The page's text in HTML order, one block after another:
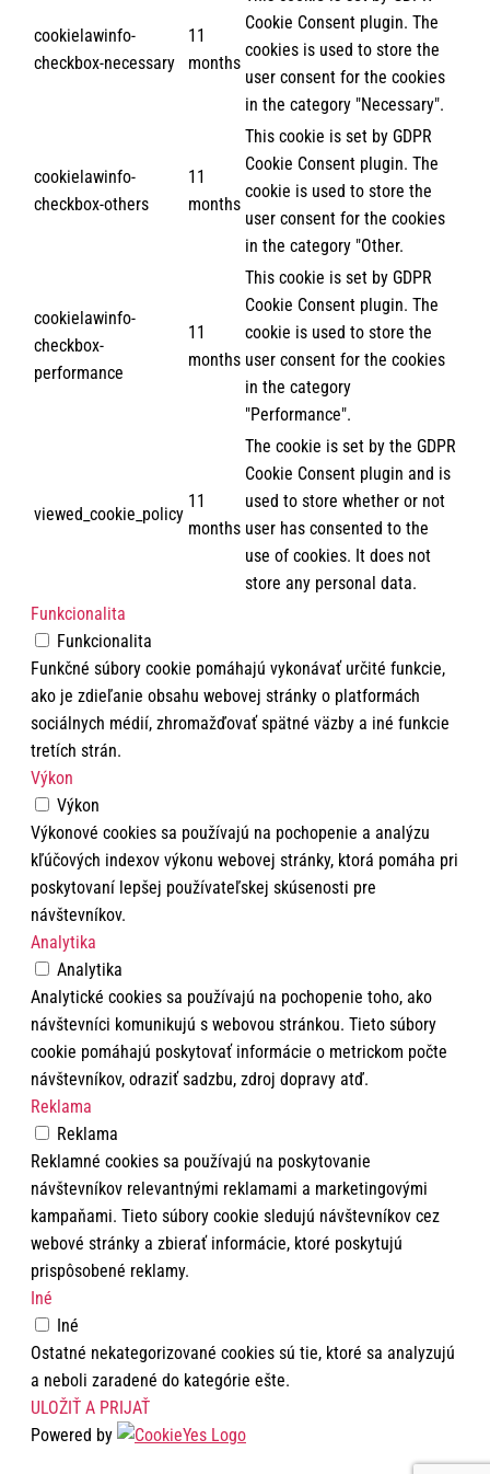
cookielawinfo-
checkbox-necessary
11
months
Cookie Consent plugin. The
cookies is used to store the
user consent for the cookies
in the category "Necessary".
cookielawinfo-
checkbox-others
11
months
This cookie is set by GDPR
Cookie Consent plugin. The
cookie is used to store the
user consent for the cookies
in the category "Other.
cookielawinfo-
checkbox-
performance
11
months
This cookie is set by GDPR
Cookie Consent plugin. The
cookie is used to store the
user consent for the cookies
in the category
"Performance".
viewed_cookie_policy
11
months
The cookie is set by the GDPR
Cookie Consent plugin and is
used to store whether or not
user has consented to the
use of cookies. It does not
store any personal data.
Funkcionalita
Funkcionalita
Funkčné súbory cookie pomáhajú vykonávať určité funkcie,
ako je zdieľanie obsahu webovej stránky o platformách
sociálnych médií, zhromažďovať spätné väzby a iné funkcie
tretích strán.
Výkon
Výkon
Výkonové cookies sa používajú na pochopenie a analýzu
kľúčových indexov výkonu webovej stránky, ktorá pomáha pri
poskytovaní lepšej používateľskej skúsenosti pre
návštevníkov.
Analytika
Analytika
Analytické cookies sa používajú na pochopenie toho, ako
návštevníci komunikujú s webovou stránkou. Tieto súbory
cookie pomáhajú poskytovať informácie o metrickom počte
návštevníkov, odraziť sadzbu, zdroj dopravy atď.
Reklama
Reklama
Reklamné cookies sa používajú na poskytovanie
návštevníkov relevantnými reklamami a marketingovými
kampaňami. Tieto súbory cookie sledujú návštevníkov cez
webové stránky a zbierať informácie, ktoré poskytujú
prispôsobené reklamy.
Iné
Iné
Ostatné nekategorizované cookies sú tie, ktoré sa analyzujú
a neboli zaradené do kategórie ešte.
ULOŽIŤ A PRIJAŤ
Powered by